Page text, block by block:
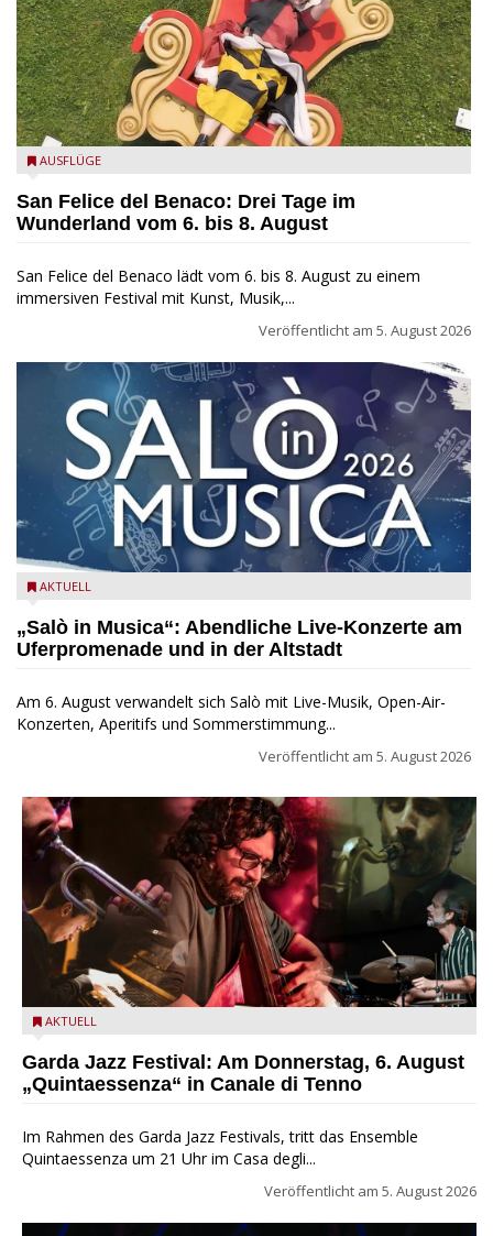
San Felice del Benaco: Drei Tage im Wunderland
AUSFLÜGE
San Felice del Benaco: Drei Tage im
Wunderland vom 6. bis 8. August
San Felice del Benaco lädt vom 6. bis 8. August zu einem
immersiven Festival mit Kunst, Musik,...
Veröffentlicht am 5. August 2026
Salò in Musica 2026
AKTUELL
„Salò in Musica“: Abendliche Live-Konzerte am
Uferpromenade und in der Altstadt
Am 6. August verwandelt sich Salò mit Live-Musik, Open-Air-
Konzerten, Aperitifs und Sommerstimmung...
Veröffentlicht am 5. August 2026
Das Ensemble Quintaessenza zu Gast beim Garda Jazz
AKTUELL
Garda Jazz Festival: Am Donnerstag, 6. August
„Quintaessenza“ in Canale di Tenno
Im Rahmen des Garda Jazz Festivals, tritt das Ensemble
Quintaessenza um 21 Uhr im Casa degli...
Veröffentlicht am 5. August 2026